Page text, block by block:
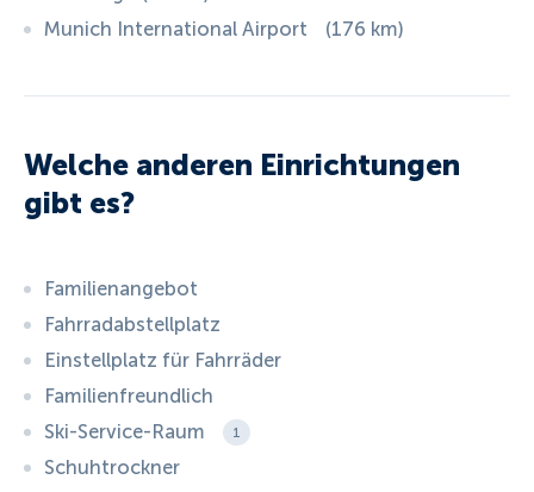
Munich International Airport
(176 km)
Welche anderen Einrichtungen
gibt es?
Familienangebot
Fahrradabstellplatz
Einstellplatz für Fahrräder
Familienfreundlich
Ski-Service-Raum
1
Schuhtrockner